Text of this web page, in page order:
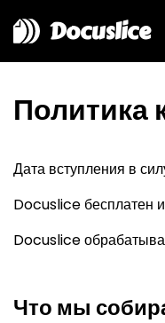
Docuslice
Политика
Дата вступления в
Docuslice бесплатен
Docuslice
Что мы